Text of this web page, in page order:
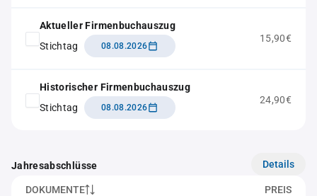
Aktueller Firmenbuchauszug
Stichtag
08.08.2026
15,90€
Historischer Firmenbuchauszug
Stichtag
08.08.2026
24,90€
Jahresabschlüsse Details
DOKUMENTE PREIS